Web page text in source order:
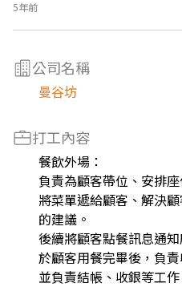
5年前
公司名稱
曼谷坊
打工內容
餐飲外場：
負責為顧客帶位、安排座
將菜單遞給顧客、解決
的建議。
後續將顧客點餐訊息通
於顧客用餐完畢後，負
並負責結帳、收銀等工作